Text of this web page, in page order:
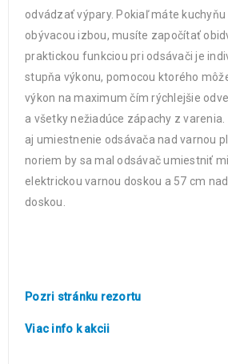
odvádzať výpary. Pokiaľ máte kuchyňu
obývacou izbou, musíte započítať
praktickou funkciou pri odsávači je
stupňa výkonu, pomocou ktorého
výkon na maximum čím rýchlejšie
a všetky nežiadúce zápachy z
aj umiestnenie odsávača nad varnou
noriem by sa mal odsávač umiestniť
elektrickou varnou doskou a 57 cm
doskou.
Pozri stránku rezortu
Viac info k akcii